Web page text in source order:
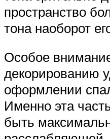
пространство
тона наоборот
Особое
декорированию
оформлении
Именно эта
быть